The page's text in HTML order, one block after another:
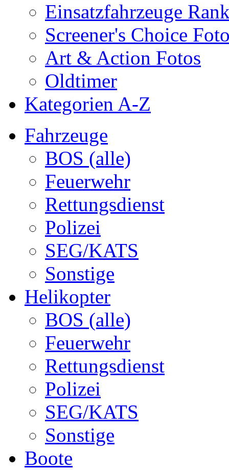
Einsatzfahrzeuge
Screener's Choice
Art & Action Fotos
Oldtimer
Kategorien A-Z
Fahrzeuge
BOS (alle)
Feuerwehr
Rettungsdienst
Polizei
SEG/KATS
Sonstige
Helikopter
BOS (alle)
Feuerwehr
Rettungsdienst
Polizei
SEG/KATS
Sonstige
Boote